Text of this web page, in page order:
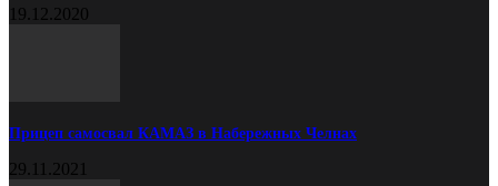
19.12.2020
Прицеп самосвал КАМАЗ в Набережных Челнах
29.11.2021